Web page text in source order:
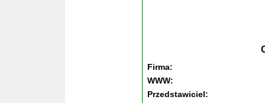
Firma:
WWW:
Przedstawiciel: